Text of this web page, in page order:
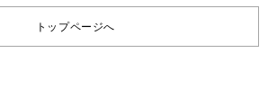
トップページへ